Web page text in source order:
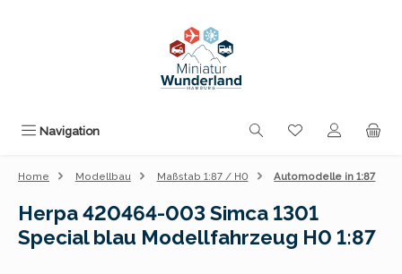
Navigation Du hast 0
Home Modellbau Maßstab 1:87 / H0 Automodelle in 1:87
Herpa 420464-003 Simca 1301
Special blau Modellfahrzeug H0 1:87